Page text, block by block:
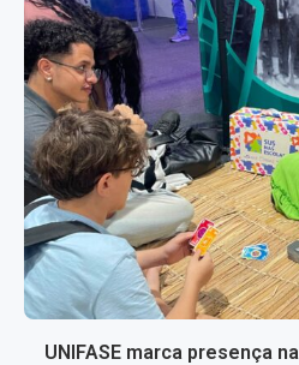
UNIFASE marca presença